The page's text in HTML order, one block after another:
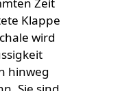
Klappe
wird
hinweg